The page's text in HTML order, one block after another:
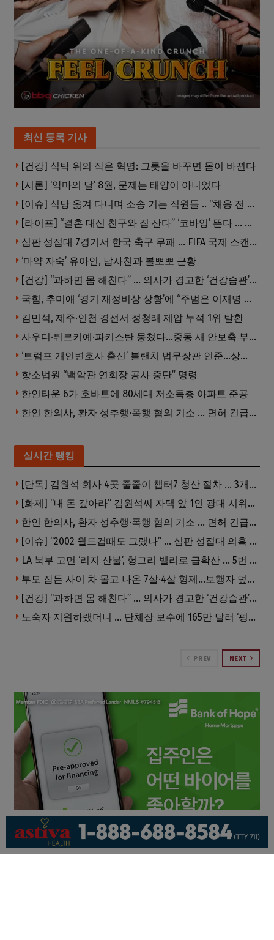
최신 등록 기사
[건강] 식탁 위의 작은 혁명: 그릇을 바꾸면 몸이 바뀐다
[시론] ‘악마의 달’ 8월, 문제는 태양이 아니었다
[이슈] 식당 옮겨 다니며 소송 거는 직원들 .. “채용 전 반드시 확인해야”
[라이프] “결혼 대신 친구와 집 산다” ‘코바잉’ 뜬다 … 내 집 마련 공식 바뀌었다
심판 성접대 7경기서 한국 축구 무패 … FIFA 국제 스캔들 번지나
‘마약 자숙’ 유아인, 남사친과 볼뽀뽀 근황
[건강] “과하면 몸 해친다” … 의사가 경고한 ‘건강습관’ 5가지
국힘, 추미애 ‘경기 재정비상 상황’에 “주범은 이재명 전 지사”
김민석, 제주·인천 경선서 정청래 제압 누적 1위 탈환
사우디·튀르키예·파키스탄 뭉쳤다…중동 새 안보축 부상하나
‘트럼프 개인변호사 출신’ 블랜치 법무장관 인준…상원 50대49 가결
항소법원 “백악관 연회장 공사 중단” 명령
한인타운 6가 호바트에 80세대 저소득층 아파트 준공
한인 한의사, 환자 성추행·폭행 혐의 기소 … 면허 긴급정지
실시간 랭킹
[단독] 김원석 회사 4곳 줄줄이 챕터7 청산 절차 … 3개 법인 같은 날 동시 파산 신청
[화제] “내 돈 갚아라” 김원석씨 자택 앞 1인 광대 시위 … 한인 투자사, “108만 달러 못받아”
한인 한의사, 환자 성추행·폭행 혐의 기소 … 면허 긴급정지
[이슈] “2002 월드컵때도 그랬나” … 심판 성접대 의혹 해외로 일파만파, 4강 신화까지 불똥
LA 북부 고먼 ‘리지 산불’, 헝그리 밸리로 급확산 … 5번 Fwy 양방향 전면 폐쇄
부모 잠든 사이 차 몰고 나온 7살·4살 형제…보행자 덮쳐 중태
[건강] “과하면 몸 해친다” … 의사가 경고한 ‘건강습관’ 5가지
노숙자 지원하랬더니 … 단체장 보수에 165만 달러 ‘펑펑’
PREV NEXT